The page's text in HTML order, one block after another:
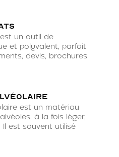
un outil de
et polyvalent, parfait
devis, brochures
est un matériau
à la fois léger,
est souvent utilisé